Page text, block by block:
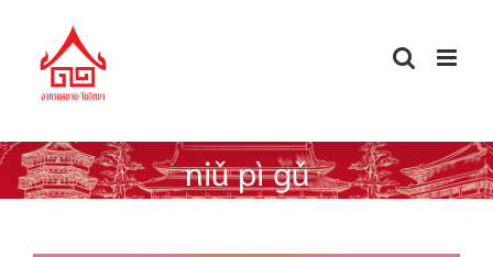
content
niǔ pì gǔ